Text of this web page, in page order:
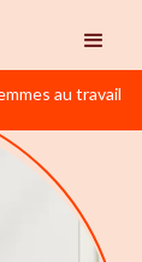
au travail